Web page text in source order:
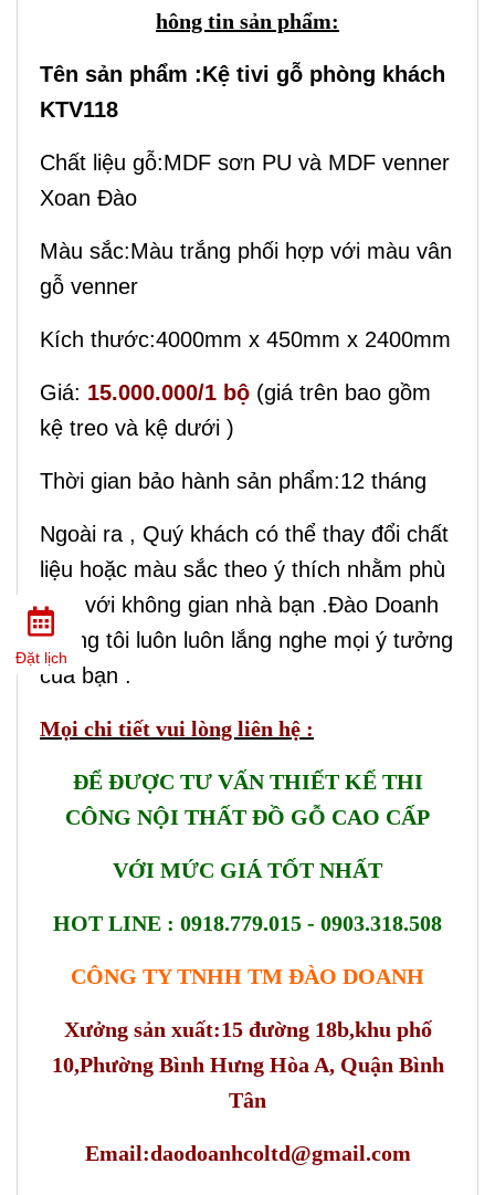
hông tin sản phẩm:
Tên sản phẩm :Kệ tivi gỗ phòng khách
KTV118
Chất liệu gỗ:MDF sơn PU và MDF venner
Xoan Đào
Màu sắc:Màu trắng phối hợp với màu vân
gỗ venner
Kích thước:4000mm x 450mm x 2400mm
Giá: 15.000.000/1 bộ (giá trên bao gồm
kệ treo và kệ dưới )
Thời gian bảo hành sản phẩm:12 tháng
Ngoài ra , Quý khách có thể thay đổi chất
liệu hoặc màu sắc theo ý thích nhằm phù
hợp với không gian nhà bạn .Đào Doanh
chúng tôi luôn luôn lắng nghe mọi ý tưởng
của bạn .
Mọi chi tiết vui lòng liên hệ :
ĐỂ ĐƯỢC TƯ VẤN THIẾT KẾ THI
CÔNG NỘI THẤT ĐỒ GỖ CAO CẤP
VỚI MỨC GIÁ TỐT NHẤT
HOT LINE : 0918.779.015 - 0903.318.508
CÔNG TY TNHH TM ĐÀO DOANH
Xưởng sản xuất:15 đường 18b,khu phố
10,Phường Bình Hưng Hòa A, Quận Bình
Tân
Email:daodoanhcoltd@gmail.com
Đặt lịch